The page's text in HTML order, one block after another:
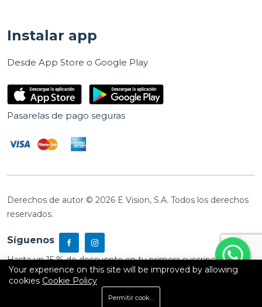
Instalar app
Desde App Store o Google Play
Pasarelas de pago seguras
Derechos de autor © 2026 E Vision, S.A. Todos los derechos
reservados.
Síguenos
Hasta un 15 % de descuento en tu primera suscripción
Carrito
Your experience on this site will be improved by allowing
cookies Cookie Policy
Permitir cookies